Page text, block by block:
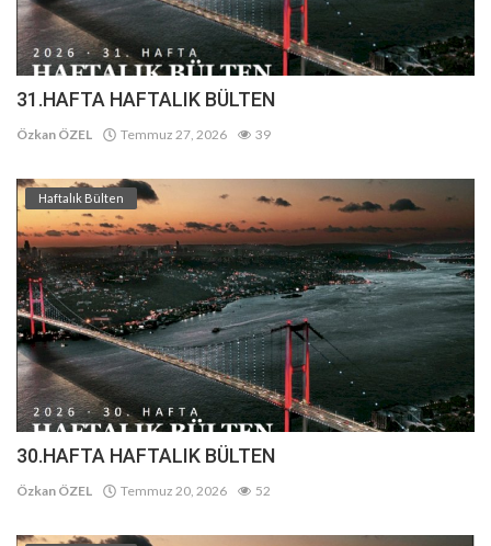
31.HAFTA HAFTALIK BÜLTEN
Özkan ÖZEL Temmuz 27, 2026 39
Haftalık Bülten
30.HAFTA HAFTALIK BÜLTEN
Özkan ÖZEL Temmuz 20, 2026 52